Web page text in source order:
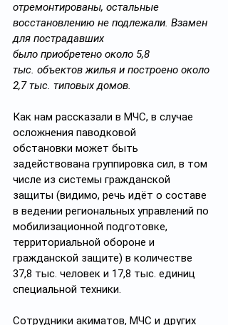
отремонтированы, остальные
восстановлению не подлежали. Взамен
для пострадавших
было приобретено около 5,8
тыс. объектов жилья и построено около
2,7 тыс. типовых домов.
Как нам рассказали в МЧС, в случае
осложнения паводковой
обстановки может быть
задействована группировка сил, в том
числе из системы гражданской
защиты (видимо, речь идёт о составе
в ведении региональных управлений по
мобилизационной подготовке,
территориальной обороне и
гражданской защите) в количестве
37,8 тыс. человек и 17,8 тыс. единиц
специальной техники.
Сотрудники акиматов, МЧС и других